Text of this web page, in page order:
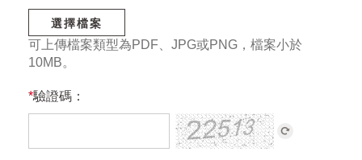
選擇檔案
可上傳檔案類型為PDF、JPG或PNG，檔案小於
10MB。
*驗證碼：